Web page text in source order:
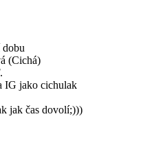
(Cichá)
IG jako cichulak
jak čas dovolí;)))